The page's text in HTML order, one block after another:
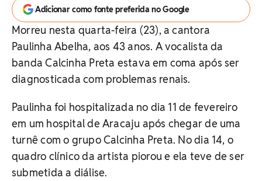
Adicionar como fonte preferida no Google
Morreu nesta quarta-feira (23), a cantora
Paulinha Abelha, aos 43 anos. A vocalista da
banda Calcinha Preta estava em coma após ser
diagnosticada com problemas renais.
Paulinha foi hospitalizada no dia 11 de fevereiro
em um hospital de Aracaju após chegar de uma
turnê com o grupo Calcinha Preta. No dia 14, o
quadro clínico da artista piorou e ela teve de ser
submetida a diálise.